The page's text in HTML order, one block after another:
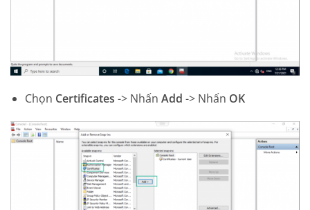
Chọn Certificates -> Nhấn Add -> Nhấn OK